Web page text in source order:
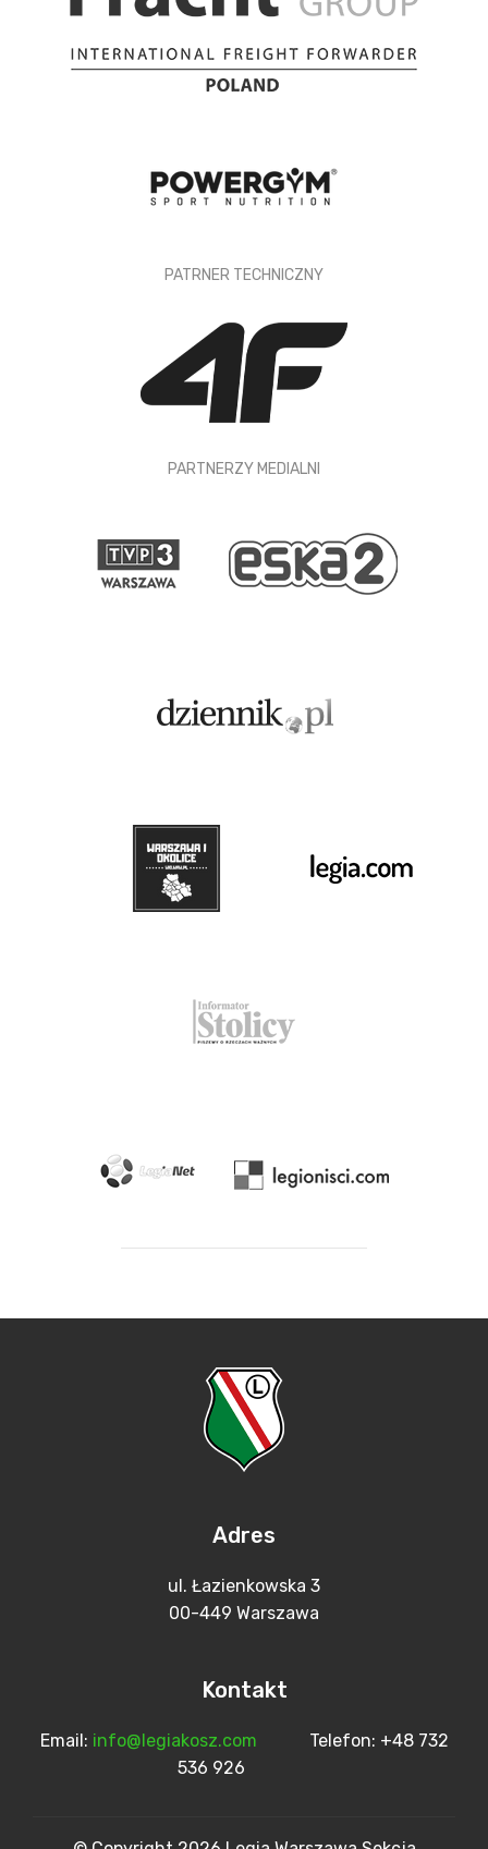
PATRNER TECHNICZNY
PARTNERZY MEDIALNI
Adres
ul. Łazienkowska 3
00-449 Warszawa
Kontakt
Email: info@legiakosz.com Telefon: +48 732
536 926